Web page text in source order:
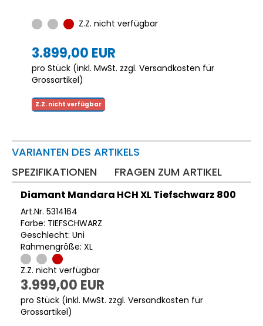
Z.Z. nicht verfügbar
3.899,00 EUR
pro Stück (inkl. MwSt. zzgl. Versandkosten für
Grossartikel)
Z.Z. nicht verfügbar
VARIANTEN DES ARTIKELS
SPEZIFIKATIONEN
FRAGEN ZUM ARTIKEL
Diamant Mandara HCH XL Tiefschwarz 800
Art.Nr. 5314164
Farbe: TIEFSCHWARZ
Geschlecht: Uni
Rahmengröße: XL
Z.Z. nicht verfügbar
3.999,00 EUR
pro Stück (inkl. MwSt. zzgl. Versandkosten für
Grossartikel)